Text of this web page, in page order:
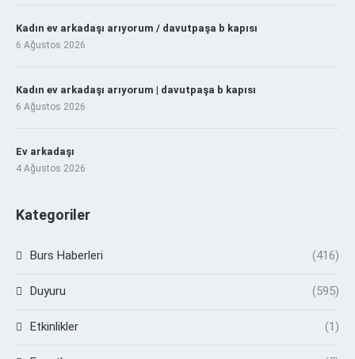
Kadın ev arkadaşı arıyorum / davutpaşa b kapısı
6 Ağustos 2026
Kadın ev arkadaşı arıyorum | davutpaşa b kapısı
6 Ağustos 2026
Ev arkadaşı
4 Ağustos 2026
Kategoriler
Burs Haberleri (416)
Duyuru (595)
Etkinlikler (1)